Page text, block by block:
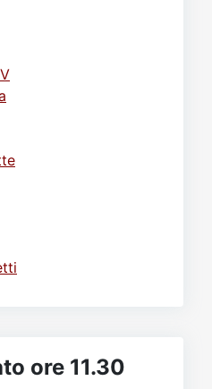
ore 11.30